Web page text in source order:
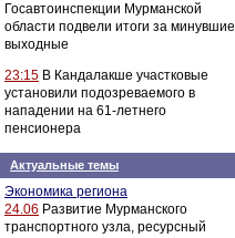
Госавтоинспекции Мурманской
области подвели итоги за минувшие
выходные
23:15 В Кандалакше участковые
установили подозреваемого в
нападении на 61-летнего
пенсионера
Актуальные темы
Экономика региона
24.06 Развитие Мурманского
транспортного узла, ресурсный